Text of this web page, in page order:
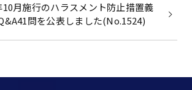
月施行のハラスメント防止措置義
問を公表しました(No.1524)